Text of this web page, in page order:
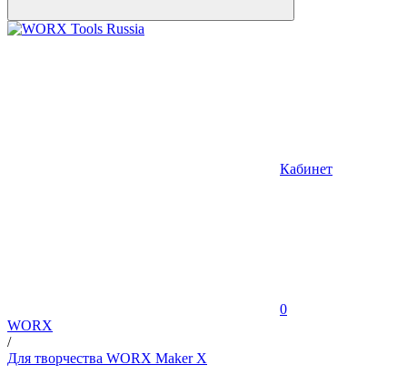
Кабинет
0
WORX
/
Для творчества WORX Maker X